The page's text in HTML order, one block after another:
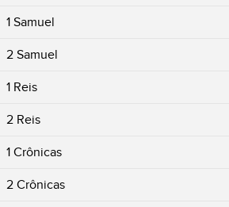
1 Samuel
2 Samuel
1 Reis
2 Reis
1 Crônicas
2 Crônicas